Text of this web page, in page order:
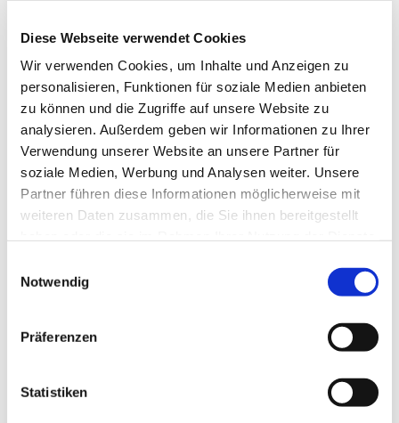
Diese Webseite verwendet Cookies
Wir verwenden Cookies, um Inhalte und Anzeigen zu
personalisieren, Funktionen für soziale Medien anbieten
zu können und die Zugriffe auf unsere Website zu
analysieren. Außerdem geben wir Informationen zu Ihrer
Verwendung unserer Website an unsere Partner für
soziale Medien, Werbung und Analysen weiter. Unsere
Partner führen diese Informationen möglicherweise mit
weiteren Daten zusammen, die Sie ihnen bereitgestellt
Notwendig
Präferenzen
Statistiken
Dies könnte Sie auch
interessieren